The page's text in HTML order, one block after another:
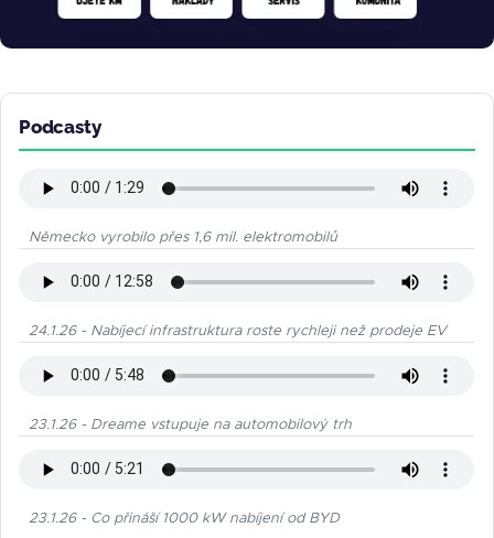
Podcasty
Německo vyrobilo přes 1,6 mil. elektromobilů
24.1.26 - Nabíjecí infrastruktura roste rychleji než prodeje EV
23.1.26 - Dreame vstupuje na automobilový trh
23.1.26 - Co přináší 1000 kW nabíjení od BYD